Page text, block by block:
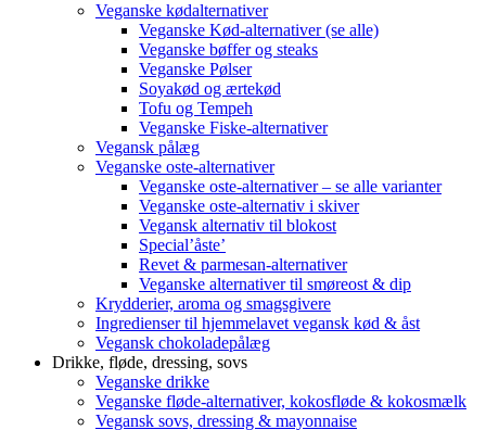
Veganske kødalternativer
Veganske Kød-alternativer (se alle)
Veganske bøffer og steaks
Veganske Pølser
Soyakød og ærtekød
Tofu og Tempeh
Veganske Fiske-alternativer
Vegansk pålæg
Veganske oste-alternativer
Veganske oste-alternativer – se alle varianter
Veganske oste-alternativ i skiver
Vegansk alternativ til blokost
Special’åste’
Revet & parmesan-alternativer
Veganske alternativer til smøreost & dip
Krydderier, aroma og smagsgivere
Ingredienser til hjemmelavet vegansk kød & åst
Vegansk chokoladepålæg
Drikke, fløde, dressing, sovs
Veganske drikke
Veganske fløde-alternativer, kokosfløde & kokosmælk
Vegansk sovs, dressing & mayonnaise